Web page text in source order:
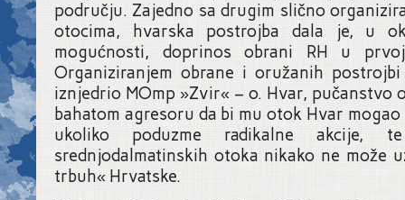
području. Zajedno sa drugim slično
otocima, hvarska postrojba dala je, u
mogućnosti, doprinos obrani RH u
Organiziranjem obrane i oružanih
iznjedrio MOmp »Zvir« – o. Hvar, pučanstvo
bahatom agresoru da bi mu otok Hvar
ukoliko poduzme radikalne akcije,
srednjodalmatinskih otoka nikako ne može
trbuh« Hrvatske.